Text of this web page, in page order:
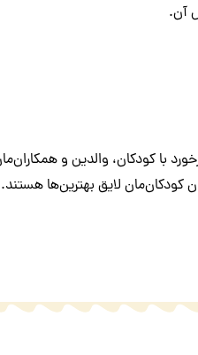
آن.
با کودکان، والدین و
کودکان‌مان لایق بهترین‌ها هستند.